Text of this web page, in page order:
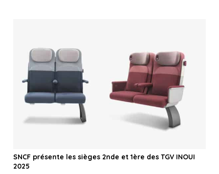
SNCF présente les sièges 2nde et 1ère des TGV INOUI
2025